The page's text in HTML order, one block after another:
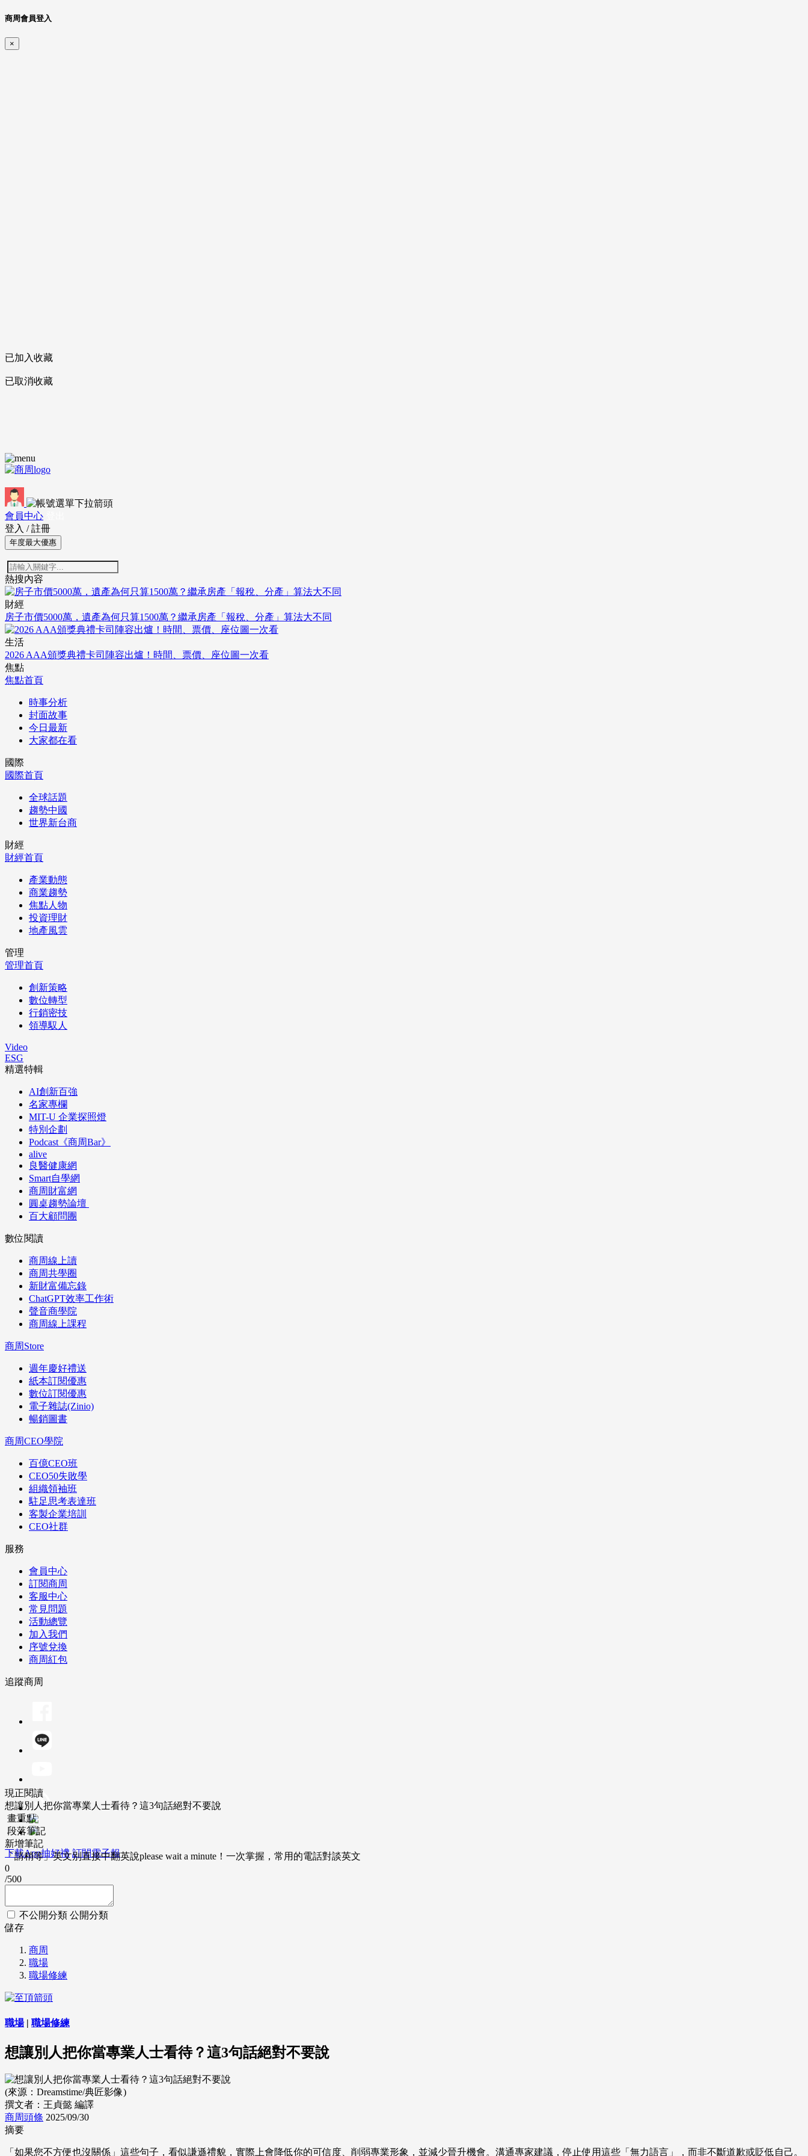
商周會員登入
×
已加入收藏
已取消收藏
會員中心
登入 / 註冊
年度最大優惠
熱搜內容
財經
房子市價5000萬，遺產為何只算1500萬？繼承房產「報稅、分產」算法大不同
生活
2026 AAA頒獎典禮卡司陣容出爐！時間、票價、座位圖一次看
焦點
焦點首頁
時事分析
封面故事
今日最新
大家都在看
國際
國際首頁
全球話題
趨勢中國
世界新台商
財經
財經首頁
產業動態
商業趨勢
焦點人物
投資理財
地產風雲
管理
管理首頁
創新策略
數位轉型
行銷密技
領導馭人
Video
ESG
精選特輯
AI創新百強
名家專欄
MIT-U 企業探照燈
特別企劃
Podcast《商周Bar》
alive
良醫健康網
Smart自學網
商周財富網
圓桌趨勢論壇
百大顧問團
數位閱讀
商周線上讀
商周共學圈
新財富備忘錄
ChatGPT效率工作術
聲音商學院
商周線上課程
商周Store
週年慶好禮送
紙本訂閱優惠
數位訂閱優惠
電子雜誌(Zinio)
暢銷圖書
商周CEO學院
百億CEO班
CEO50失敗學
組織領袖班
駐足思考表達班
客製企業培訓
CEO社群
服務
會員中心
訂閱商周
客服中心
常見問題
活動總覽
加入我們
序號兌換
商周紅包
追蹤商周
下載App抽好禮 訂閱電子報
現正閱讀
想讓別人把你當專業人士看待？這3句話絕對不要說
畫重點
段落筆記
新增筆記
「請稍等」英文別直接中翻英說please wait a minute！一次掌握，常用的電話對談英文
0
/500
不公開分類 公開分類
儲存
商周
職場
職場修練
職場| 職場修練
想讓別人把你當專業人士看待？這3句話絕對不要說
(來源：Dreamstime/典匠影像)
撰文者：王貞懿 編譯
商周頭條 2025/09/30
摘要
「如果您不方便也沒關係」這些句子，看似謙遜禮貌，實際上會降低你的可信度、削弱專業形象，並減少晉升機會。溝通專家建議，停止使用這些「無力語言」，而非不斷道歉或貶低自己。